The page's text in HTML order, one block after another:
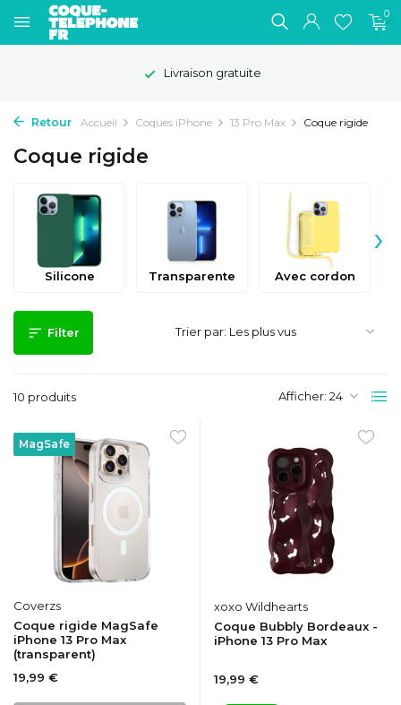
0
Livraison gratuite
Retour Accueil Coques iPhone 13 Pro Max Coque rigide
Coque rigide
Silicone Transparente Avec cordon
›
Filter
10 produits Afficher:
Trier par:
MagSafe
Coverzs
Coque rigide MagSafe
iPhone 13 Pro Max
(transparent)
19,99 €
xoxo Wildhearts
Coque Bubbly Bordeaux -
iPhone 13 Pro Max
19,99 €